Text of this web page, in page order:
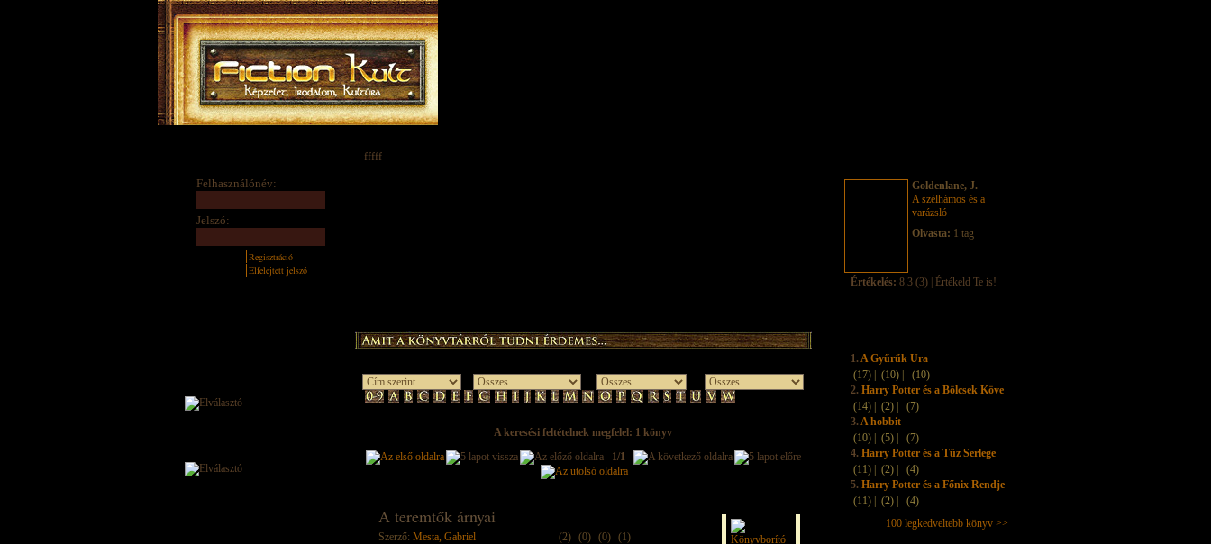
Felhasználónév:
Jelszó:
Regisztráció
Elfelejtett jelszó
fffff
A keresési feltételnek megfelel: 1 könyv
1/1
A teremtők árnyai
Szerző: Mesta, Gabriel (2) (0) (0) (1)
Goldenlane, J.
A szélhámos és a
varázsló
Olvasta: 1 tag
Értékelés: 8.3 (3) | Értékeld Te is!
1.A Gyűrűk Ura
(17) |
(10) |
(10)
2. Harry Potter és a Bölcsek Köve
(14) |
(2) |
(7)
3.A hobbit
(10) |
(5) |
(7)
4. Harry Potter és a Tűz Serlege
(11) |
(2) |
(4)
5. Harry Potter és a Főnix Rendje
(11) |
(2) |
(4)
100 legkedveltebb könyv >>